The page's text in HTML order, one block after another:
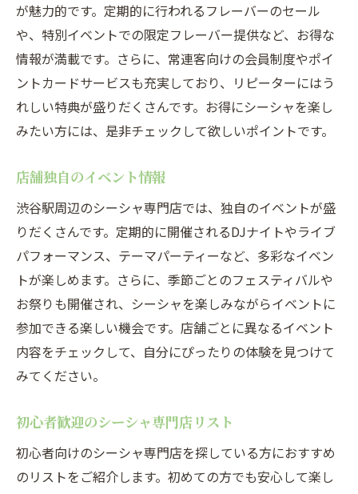
が魅力的です。定期的に行われるフレーバーのセール
や、特別イベントでの限定フレーバー提供など、お得な
情報が満載です。さらに、常連客向けの会員制度やポイ
ントカードサービスも充実しており、リピーターにはう
れしい特典が盛りだくさんです。お得にシーシャを楽し
みたい方には、是非チェックして欲しいポイントです。
店舗独自のイベント情報
渋谷駅周辺のシーシャ専門店では、独自のイベントが盛
りだくさんです。定期的に開催されるDJナイトやライブ
パフォーマンス、テーマパーティーなど、多彩なイベン
トが楽しめます。さらに、季節ごとのフェスティバルや
お祭りも開催され、シーシャを楽しみながらイベントに
参加できる楽しい機会です。店舗ごとに異なるイベント
内容をチェックして、自分にぴったりの体験を見つけて
みてください。
初心者歓迎のシーシャ専門店リスト
初心者向けのシーシャ専門店を探している方におすすめ
のリストをご紹介します。初めての方でも安心して楽し